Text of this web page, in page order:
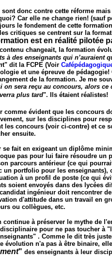
donc contre cette réforme
Car elle ne change rien! (sauf
le fondement de cette
critiques se centrent sur la
est en réalité pilotée
changeait, la formation
à des enseignants qui n’auraient
t" dit la FCPE (Voir
et une épreuve de
de la formation. Je me
on sera reçu au concours, alors
plus tard". Ils étaient réalistes!
comme évident que les concours
sur les disciplines pour
les concours (voir ci-contre) et ce
ensuite.
se fait en exigeant un diplôme
pas pour lui faire résoudre un
parcours antérieur (ce qui
un portfolio pour les enseignants),
à un profil de poste (ce qui
soient envoyés dans des lycées
ingénieur doit rencontrer
d'attitude dans un travail en
ou collègues, etc.
continue à préserver le mythe de
pour ne pas toucher à
. Comme le dit très
évolution n'a pas à être binaire,
" des enseignants à leur